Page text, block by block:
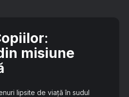
:
misiune
lipsite de viață în sudul